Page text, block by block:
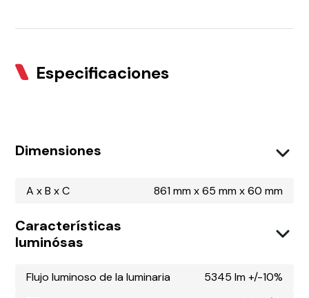
Especificaciones
Dimensiones
A x B x C 861 mm x 65 mm x 60 mm
Características
luminósas
Flujo luminoso de la luminaria
5345 lm +/-10%